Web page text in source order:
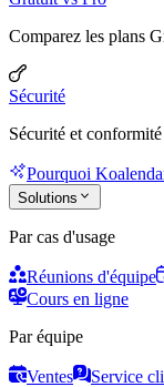
Comparez les plans
Sécurité
Sécurité et
Pourquoi
Solutions
Par cas d'usage
Réunions d'équipe
Cours en ligne
Par équipe
Ventes Service